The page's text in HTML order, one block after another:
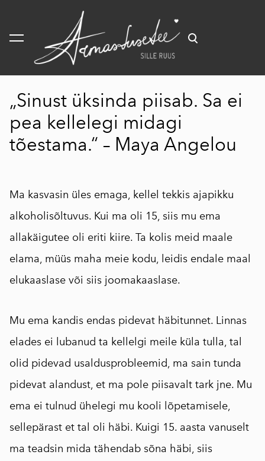
„Sinust üksinda piisab. Sa ei
pea kellelegi midagi
tõestama.“ – Maya Angelou
Ma kasvasin üles emaga, kellel tekkis ajapikku
alkoholisõltuvus. Kui ma oli 15, siis mu ema
allakäigutee oli eriti kiire. Ta kolis meid maale
elama, müüs maha meie kodu, leidis endale maal
elukaaslase või siis joomakaaslase.
Mu ema kandis endas pidevat häbitunnet. Linnas
elades ei lubanud ta kellelgi meile küla tulla, tal
olid pidevad usaldusprobleemid, ma sain tunda
pidevat alandust, et ma pole piisavalt tark jne. Mu
ema ei tulnud ühelegi mu kooli lõpetamisele,
sellepärast et tal oli häbi. Kuigi 15. aasta vanuselt
ma teadsin mida tähendab sõna häbi, siis